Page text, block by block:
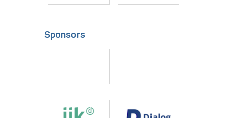
Sponsors